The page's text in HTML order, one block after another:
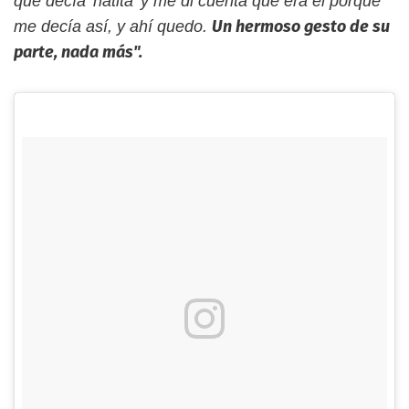
me decía así, y ahí quedo. Un hermoso gesto de su
parte, nada más".